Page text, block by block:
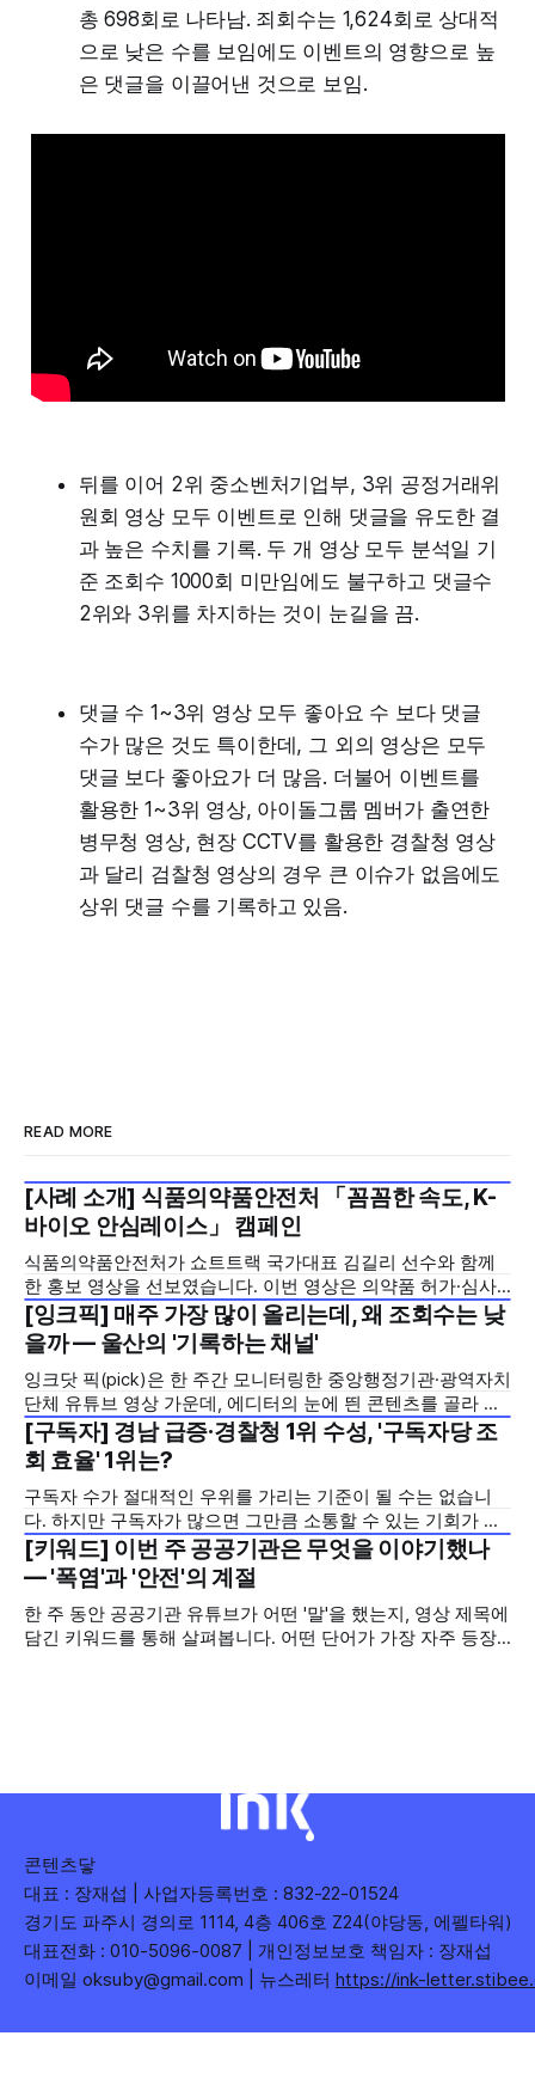
총 698회로 나타남. 죄회수는 1,624회로 상대적
으로 낮은 수를 보임에도 이벤트의 영향으로 높
은 댓글을 이끌어낸 것으로 보임.
뒤를 이어 2위 중소벤처기업부, 3위 공정거래위
원회 영상 모두 이벤트로 인해 댓글을 유도한 결
과 높은 수치를 기록. 두 개 영상 모두 분석일 기
준 조회수 1000회 미만임에도 불구하고 댓글수
2위와 3위를 차지하는 것이 눈길을 끔.
댓글 수 1~3위 영상 모두 좋아요 수 보다 댓글
수가 많은 것도 특이한데, 그 외의 영상은 모두
댓글 보다 좋아요가 더 많음. 더불어 이벤트를
활용한 1~3위 영상, 아이돌그룹 멤버가 출연한
병무청 영상, 현장 CCTV를 활용한 경찰청 영상
과 달리 검찰청 영상의 경우 큰 이슈가 없음에도
상위 댓글 수를 기록하고 있음.
READ MORE
2026년 7월 5주
[사례 소개] 식품의약품안전처 「꼼꼼한 속도, K-
바이오 안심레이스」 캠페인
식품의약품안전처가 쇼트트랙 국가대표 김길리 선수와 함께
한 홍보 영상을 선보였습니다. 이번 영상은 의약품 허가·심사
기간을 기존 420일에서 240일로 단축한 정책을 국민에게 쉽
고 친근하게 알리기 위해 제작한 것으로, 딱딱하게 느껴질 수
있는 규제 정책을, 빙판 위에서 빠른 스피드와 꼼꼼한 준비를
모두 갖춘 김길리 선수의 이미지에 빗대어 풀어낸 것이 특징입
니다. '빠르지만
2026년 7월 5주
[잉크픽] 매주 가장 많이 올리는데, 왜 조회수는 낮
을까 — 울산의 '기록하는 채널'
잉크닷 픽(pick)은 한 주간 모니터링한 중앙행정기관·광역자치
단체 유튜브 영상 가운데, 에디터의 눈에 띈 콘텐츠를 골라 그
시도와 의미를 들여다보는 코너입니다. 조회수 순위표 맨 위에
오르지는 못했지만, 다른 채널이 가지 않은 길을 택한 콘텐츠
를 소개합니다. 이번 주는 특정 영상 한 편이 아니라, 채널 하나
의 '변화'를 이야기하려
2026년 7월 5주
[구독자] 경남 급증·경찰청 1위 수성, '구독자당 조
회 효율' 1위는?
구독자 수가 절대적인 우위를 가리는 기준이 될 수는 없습니
다. 하지만 구독자가 많으면 그만큼 소통할 수 있는 기회가 많
아집니다. 소통은 곧 채널의 신뢰로 이어집니다. 억지로 구독
자를 확보하기보다는 소통하는, 그래서 충성도 높은 구독자를
다수 확보하길 바라는 마음을 담아, 중앙행정기관과 광역자치
단체 유튜브 채널의 구독자를 월 단위로 분석합니다. 중앙행정
기관과 광역자치단체 유튜브 채널의 구독자를 통합하여
2026년 7월 5주
[키워드] 이번 주 공공기관은 무엇을 이야기했나
— '폭염'과 '안전'의 계절
한 주 동안 공공기관 유튜브가 어떤 '말'을 했는지, 영상 제목에
담긴 키워드를 통해 살펴봅니다. 어떤 단어가 가장 자주 등장
콘텐츠닿
대표 : 장재섭 | 사업자등록번호 : 832-22-01524
경기도 파주시 경의로 1114, 4층 406호 Z24(야당동, 에펠타워)
대표전화 : 010-5096-0087 | 개인정보보호 책임자 : 장재섭
이메일 oksuby@gmail.com | 뉴스레터 https://ink-